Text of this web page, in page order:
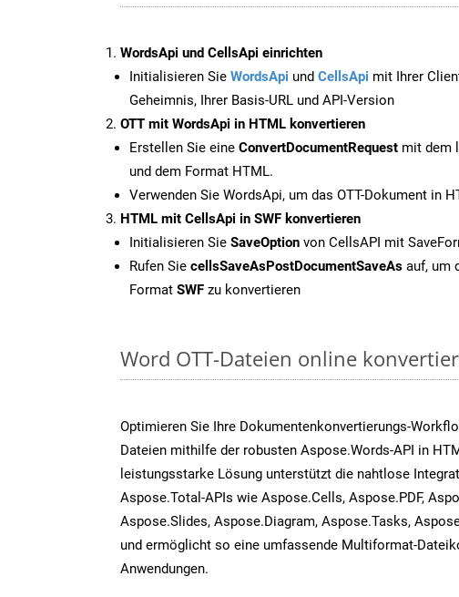
WordsApi und CellsApi einrichten
Initialisieren Sie WordsApi und CellsApi mit Ihrer
Geheimnis, Ihrer Basis-URL und API-Version
OTT mit WordsApi in HTML konvertieren
Erstellen Sie eine ConvertDocumentRequest mit dem
und dem Format HTML.
Verwenden Sie WordsApi, um das OTT-Dokument in
HTML mit CellsApi in SWF konvertieren
Initialisieren Sie SaveOption von CellsAPI mit
Rufen Sie cellsSaveAsPostDocumentSaveAs auf, um
Format SWF zu konvertieren
Word OTT-Dateien online
Optimieren Sie Ihre Dokumentenkonvertierungs-
Dateien mithilfe der robusten Aspose.Words-API in
leistungsstarke Lösung unterstützt die nahtlose
Aspose.Total-APIs wie Aspose.Cells, Aspose.PDF,
Aspose.Slides, Aspose.Diagram, Aspose.Tasks,
und ermöglicht so eine umfassende Multiformat-
Anwendungen.